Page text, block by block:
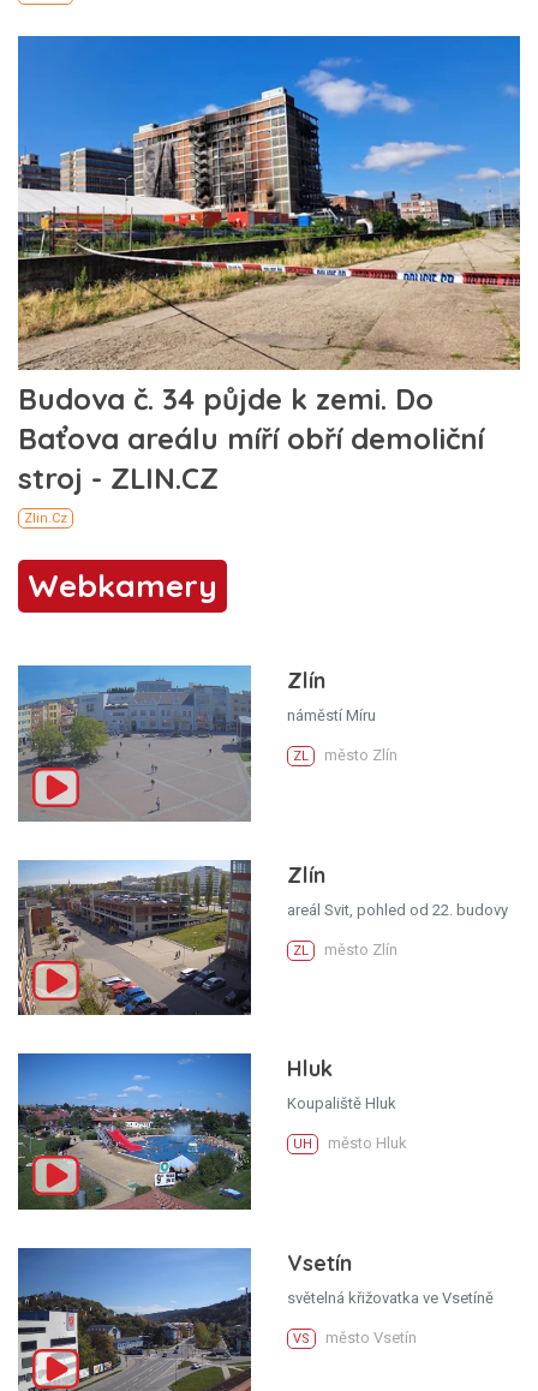
Webkamery
Zlín
náměstí Míru
ZL město Zlín
Zlín
areál Svit, pohled od 22. budovy
ZL město Zlín
Hluk
Koupaliště Hluk
UH město Hluk
Vsetín
světelná křižovatka ve Vsetíně
VS město Vsetín